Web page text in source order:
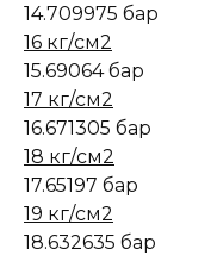
14.709975 бар
16 кг/см2
15.69064 бар
17 кг/см2
16.671305 бар
18 кг/см2
17.65197 бар
19 кг/см2
18.632635 бар